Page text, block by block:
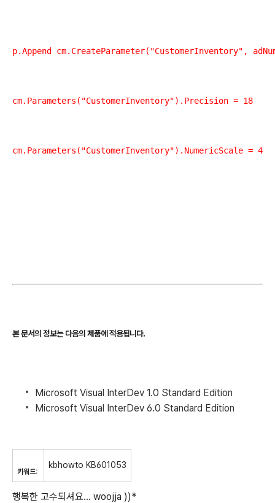
cm.Parameters("CustomerInventory").NumericScale = 4
본 문서의 정보는 다음의 제품에 적용됩니다.
Microsoft Visual InterDev 1.0 Standard Edition
Microsoft Visual InterDev 6.0 Standard Edition
키워드:
kbhowto KB601053
행복한 고수되셔요... woojja ))*